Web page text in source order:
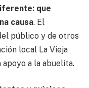
que
causa. El
público y de otros
local La Vieja
a la abuelita.